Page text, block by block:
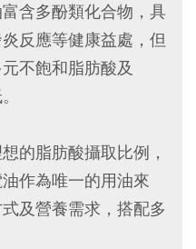
含多酚類化合物，具
反應等健康益處，但
不飽和脂肪酸及
的脂肪酸攝取比例，
作為唯一的用油來
及營養需求，搭配多